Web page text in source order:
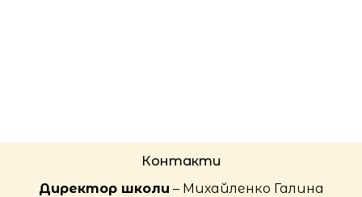
Контакти
Директор школи – Михайленко Галина